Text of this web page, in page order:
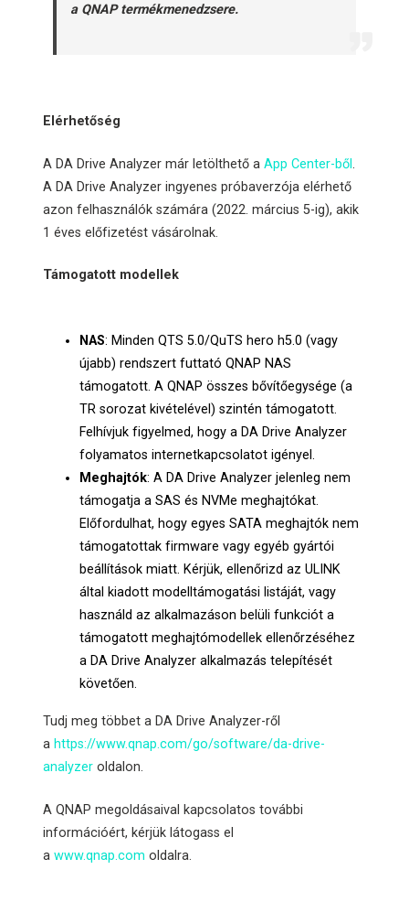
a QNAP termékmenedzsere.
Elérhetőség
A DA Drive Analyzer már letölthető aApp Center-ből.
A DA Drive Analyzer ingyenes próbaverzója elérhető
azon felhasználók számára (2022. március 5-ig), akik
1 éves előfizetést vásárolnak.
Támogatott modellek
NAS: Minden QTS 5.0/QuTS hero h5.0 (vagy
újabb) rendszert futtató QNAP NAS
támogatott. A QNAP összes bővítőegysége (a
TR sorozat kivételével) szintén támogatott.
Felhívjuk figyelmed, hogy a DA Drive Analyzer
folyamatos internetkapcsolatot igényel.
Meghajtók: A DA Drive Analyzer jelenleg nem
támogatja a SAS és NVMe meghajtókat.
Előfordulhat, hogy egyes SATA meghajtók nem
támogatottak firmware vagy egyéb gyártói
beállítások miatt. Kérjük, ellenőrizd az ULINK
által kiadott modelltámogatási listáját, vagy
használd az alkalmazáson belüli funkciót a
támogatott meghajtómodellek ellenőrzéséhez
a DA Drive Analyzer alkalmazás telepítését
követően.
Tudj meg többet a DA Drive Analyzer-ről
a https://www.qnap.com/go/software/da-drive-
analyzer oldalon.
A QNAP megoldásaival kapcsolatos további
információért, kérjük látogass el
awww.qnap.com oldalra.